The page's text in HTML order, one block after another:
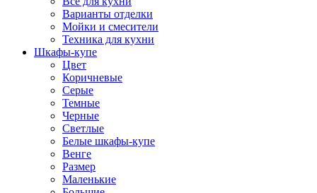
Варианты отделки
Мойки и смесители
Техника для кухни
Шкафы-купе
Цвет
Коричневые
Серые
Темные
Черные
Светлые
Белые шкафы-купе
Венге
Размер
Маленькие